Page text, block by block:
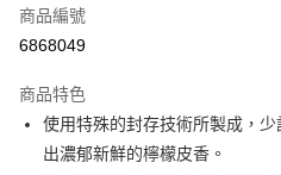
LINE Pay
悠遊付
Google Pay
商品編號
6868049
商品特色
使用特殊的封存技術所製成，
出濃郁新鮮的檸檬皮香。